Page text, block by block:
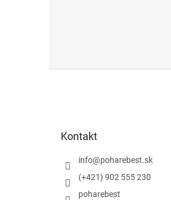
Kontakt
info@poharebest.sk
(+421) 902 555 230
poharebest